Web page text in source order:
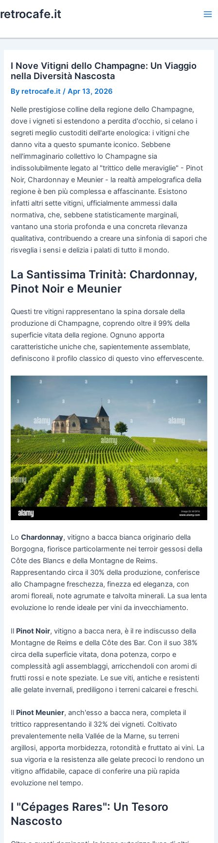
to
retrocafe.it
I Nove Vitigni dello Champagne: Un Viaggio
nella Diversità Nascosta
By retrocafe.it /Apr 13, 2026
Nelle prestigiose colline della regione dello Champagne,
dove i vigneti si estendono a perdita d'occhio, si celano i
segreti meglio custoditi dell'arte enologica: i vitigni che
danno vita a questo spumante iconico. Sebbene
nell'immaginario collettivo lo Champagne sia
indissolubilmente legato al "trittico delle meraviglie" - Pinot
Noir, Chardonnay e Meunier - la realtà ampelografica della
regione è ben più complessa e affascinante. Esistono
infatti altri sette vitigni, ufficialmente ammessi dalla
normativa, che, sebbene statisticamente marginali,
vantano una storia profonda e una concreta rilevanza
qualitativa, contribuendo a creare una sinfonia di sapori che
risveglia i sensi e delizia i palati di tutto il mondo.
La Santissima Trinità: Chardonnay,
Pinot Noir e Meunier
Questi tre vitigni rappresentano la spina dorsale della
produzione di Champagne, coprendo oltre il 99% della
superficie vitata della regione. Ognuno apporta
caratteristiche uniche che, sapientemente assemblate,
definiscono il profilo classico di questo vino effervescente.
LoChardonnay, vitigno a bacca bianca originario della
Borgogna, fiorisce particolarmente nei terroir gessosi della
Côte des Blancs e della Montagne de Reims.
Rappresentando circa il 30% della produzione, conferisce
allo Champagne freschezza, finezza ed eleganza, con
aromi floreali, note agrumate e talvolta minerali. La sua lenta
evoluzione lo rende ideale per vini da invecchiamento.
Il Pinot Noir, vitigno a bacca nera, è il re indiscusso della
Montagne de Reims e della Côte des Bar. Con il suo 38%
circa della superficie vitata, dona potenza, corpo e
complessità agli assemblaggi, arricchendoli con aromi di
frutti rossi e note speziate. Le sue viti, antiche e resistenti
alle gelate invernali, prediligono i terreni calcarei e freschi.
Il Pinot Meunier, anch'esso a bacca nera, completa il
trittico rappresentando il 32% dei vigneti. Coltivato
prevalentemente nella Vallée de la Marne, su terreni
argillosi, apporta morbidezza, rotondità e fruttato ai vini. La
sua vigoria e la resistenza alle gelate precoci lo rendono un
vitigno affidabile, capace di conferire una più rapida
evoluzione nel tempo.
I "Cépages Rares": Un Tesoro
Nascosto